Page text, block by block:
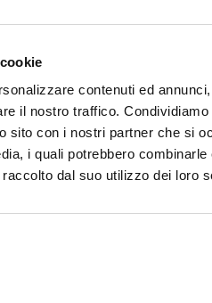
contenuti ed
il nostro traffico.
sito con i nostri partner che si
i quali potrebbero
dal suo utilizzo dei loro